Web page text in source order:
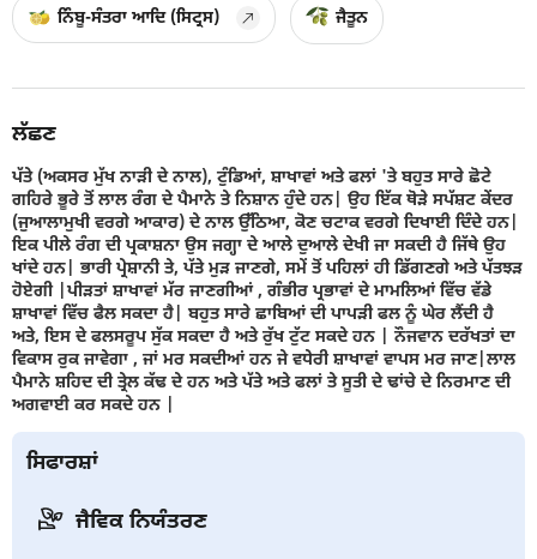
ਨਿੰਬੂ-ਸੰਤਰਾ ਆਦਿ (ਸਿਟ੍ਰਸ) ਜੈਤੂਨ
ਲੱਛਣ
ਪੱਤੇ (ਅਕਸਰ ਮੁੱਖ ਨਾੜੀ ਦੇ ਨਾਲ), ਟੁੰਡਿਆਂ, ਸ਼ਾਖਾਵਾਂ ਅਤੇ ਫਲਾਂ 'ਤੇ ਬਹੁਤ ਸਾਰੇ ਛੋਟੇ
ਗਹਿਰੇ ਭੂਰੇ ਤੋਂ ਲਾਲ ਰੰਗ ਦੇ ਪੈਮਾਨੇ ਤੇ ਨਿਸ਼ਾਨ ਹੁੰਦੇ ਹਨ| ਉਹ ਇੱਕ ਥੋੜੇ ਸਪੱਸ਼ਟ ਕੇਂਦਰ
(ਜੁਆਲਾਮੁਖੀ ਵਰਗੇ ਆਕਾਰ) ਦੇ ਨਾਲ ਉੱਠਿਆ, ਕੋਣ ਚਟਾਕ ਵਰਗੇ ਦਿਖਾਈ ਦਿੰਦੇ ਹਨ|
ਇਕ ਪੀਲੇ ਰੰਗ ਦੀ ਪ੍ਰਕਾਸ਼ਨਾ ਉਸ ਜਗ੍ਹਾ ਦੇ ਆਲੇ ਦੁਆਲੇ ਦੇਖੀ ਜਾ ਸਕਦੀ ਹੈ ਜਿੱਥੇ ਉਹ
ਖਾਂਦੇ ਹਨ| ਭਾਰੀ ਪ੍ਰੇਸ਼ਾਨੀ ਤੇ, ਪੱਤੇ ਮੁੜ ਜਾਣਗੇ, ਸਮੇਂ ਤੋਂ ਪਹਿਲਾਂ ਹੀ ਡਿੱਗਣਗੇ ਅਤੇ ਪੱਤਝੜ
ਹੋਏਗੀ |ਪੀੜਤਾਂ ਸ਼ਾਖਾਵਾਂ ਮੱਰ ਜਾਣਗੀਆਂ , ਗੰਭੀਰ ਪ੍ਰਭਾਵਾਂ ਦੇ ਮਾਮਲਿਆਂ ਵਿੱਚ ਵੱਡੇ
ਸ਼ਾਖਾਵਾਂ ਵਿੱਚ ਫੈਲ ਸਕਦਾ ਹੈ| ਬਹੁਤ ਸਾਰੇ ਛਾਬਿਆਂ ਦੀ ਪਾਪੜੀ ਫਲ ਨੂੰ ਘੇਰ ਲੈਂਦੀ ਹੈ
ਅਤੇ, ਇਸ ਦੇ ਫਲਸਰੂਪ ਸੁੱਕ ਸਕਦਾ ਹੈ ਅਤੇ ਰੁੱਖ ਟੁੱਟ ਸਕਦੇ ਹਨ | ਨੌਜਵਾਨ ਦਰੱਖਤਾਂ ਦਾ
ਵਿਕਾਸ ਰੁਕ ਜਾਵੇਗਾ , ਜਾਂ ਮਰ ਸਕਦੀਆਂ ਹਨ ਜੇ ਵਧੇਰੀ ਸ਼ਾਖਾਵਾਂ ਵਾਪਸ ਮਰ ਜਾਣ|ਲਾਲ
ਪੈਮਾਨੇ ਸ਼ਹਿਦ ਦੀ ਤ੍ਰੇਲ ਕੱਢ ਦੇ ਹਨ ਅਤੇ ਪੱਤੇ ਅਤੇ ਫਲਾਂ ਤੇ ਸੂਤੀ ਦੇ ਢਾਂਚੇ ਦੇ ਨਿਰਮਾਣ ਦੀ
ਅਗਵਾਈ ਕਰ ਸਕਦੇ ਹਨ |
ਸਿਫਾਰਸ਼ਾਂ
ਜੈਵਿਕ ਨਿਯੰਤਰਣ